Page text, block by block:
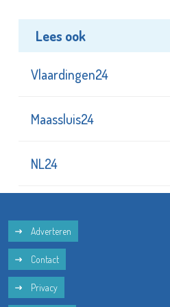
Lees ook
Vlaardingen24
Maassluis24
NL24
Adverteren
Contact
Privacy